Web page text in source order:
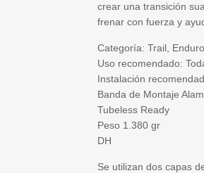
crear una transición
frenar con fuerza y
Categoría: Trail,
Uso recomendado:
Instalación
Banda de Montaje
Tubeless Ready
Peso 1.380 gr
DH
Se utilizan dos capas